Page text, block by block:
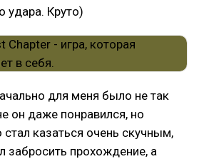
удара. Круто)
для меня было не так
он даже понравился, но
казаться очень скучным,
забросить прохождение, а